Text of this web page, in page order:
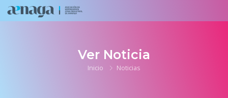
Ver Noticia
Inicio Noticias